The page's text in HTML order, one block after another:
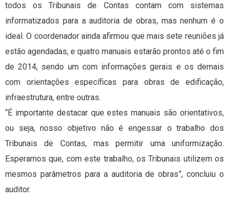
todos os Tribunais de Contas contam com sistemas
informatizados para a auditoria de obras, mas nenhum é o
ideal. O coordenador ainda afirmou que mais sete reuniões já
estão agendadas, e quatro manuais estarão prontos até o fim
de 2014, sendo um com informações gerais e os demais
com orientações específicas para obras de edificação,
infraestrutura, entre outras.
“É importante destacar que estes manuais são orientativos,
ou seja, nosso objetivo não é engessar o trabalho dos
Tribunais de Contas, mas permitir uma uniformização.
Esperamos que, com este trabalho, os Tribunais utilizem os
mesmos parâmetros para a auditoria de obras”, concluiu o
auditor.